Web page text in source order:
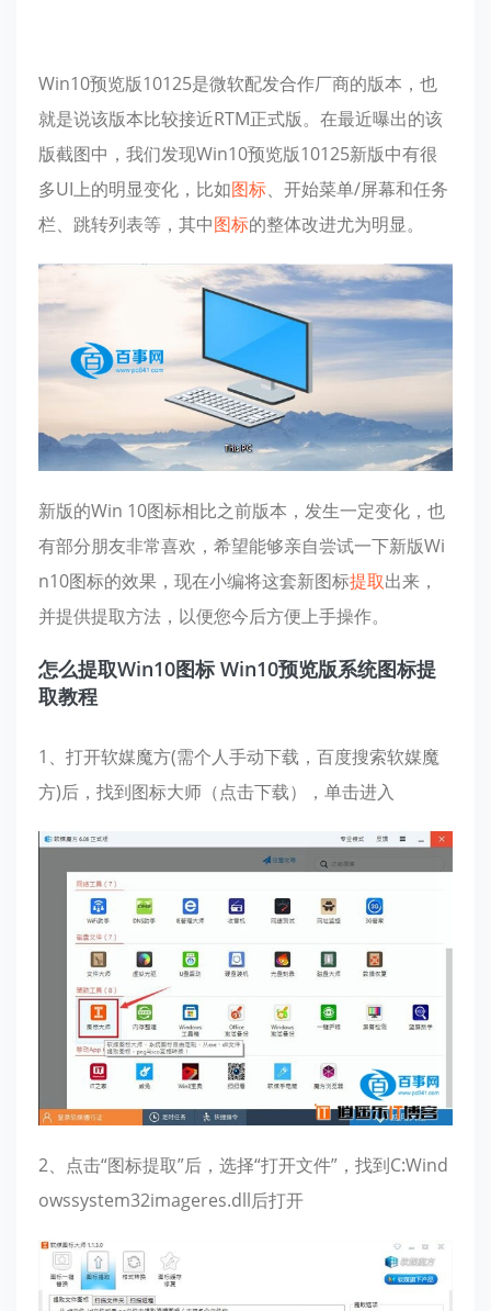
Win10预览版10125是微软配发合作厂商的版本，也
就是说该版本比较接近RTM正式版。在最近曝出的该
版截图中，我们发现Win10预览版10125新版中有很
多UI上的明显变化，比如图标、开始菜单/屏幕和任务
栏、跳转列表等，其中图标的整体改进尤为明显。
新版的Win 10图标相比之前版本，发生一定变化，也
有部分朋友非常喜欢，希望能够亲自尝试一下新版Wi
n10图标的效果，现在小编将这套新图标提取出来，
并提供提取方法，以便您今后方便上手操作。
怎么提取Win10图标 Win10预览版系统图标提
取教程
1、打开软媒魔方(需个人手动下载，百度搜索软媒魔
方)后，找到图标大师（点击下载），单击进入
2、点击“图标提取”后，选择“打开文件”，找到C:Wind
owssystem32imageres.dll后打开